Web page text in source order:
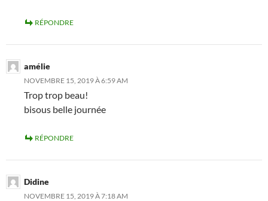
RÉPONDRE
amélie
NOVEMBRE 15, 2019 À 6:59 AM
Trop trop beau!
bisous belle journée
RÉPONDRE
Didine
NOVEMBRE 15, 2019 À 7:18 AM